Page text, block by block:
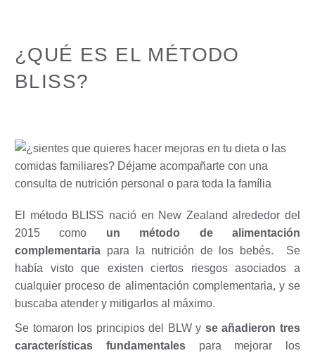
¿QUÉ ES EL MÉTODO
BLISS?
El método BLISS nació en New Zealand alrededor del
2015 como un método de alimentación
complementaria para la nutrición de los bebés.
Se
había visto que existen ciertos riesgos asociados a
cualquier proceso de alimentación complementaria, y se
buscaba atender y mitigarlos al máximo.
Se tomaron los principios del BLW y se añadieron tres
características fundamentalespara mejorar los